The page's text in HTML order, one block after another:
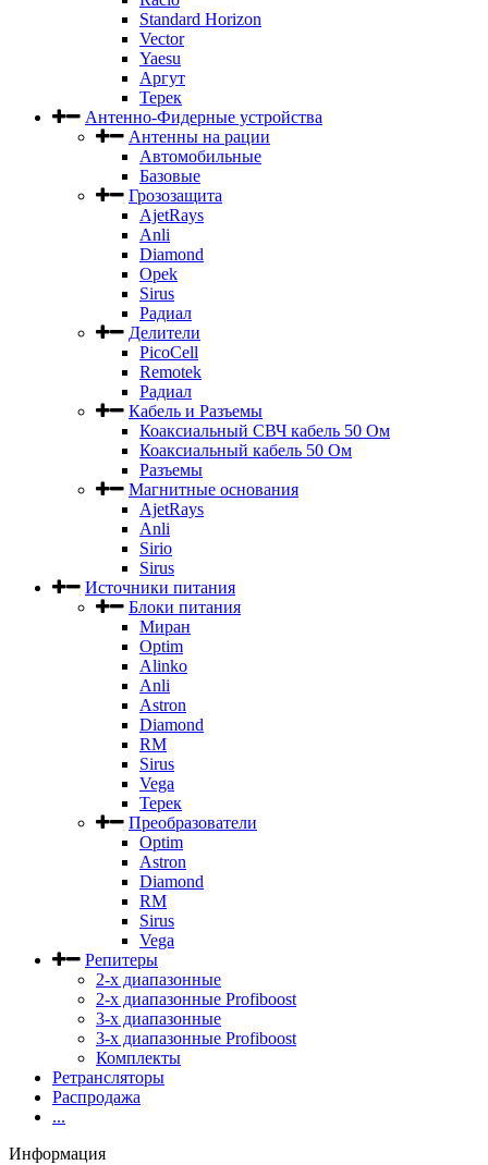
Standard Horizon
Vector
Yaesu
Аргут
Терек
Антенно-Фидерные устройства
Антенны на рации
Автомобильные
Базовые
Грозозащита
AjetRays
Anli
Diamond
Opek
Sirus
Радиал
Делители
PicoCell
Remotek
Радиал
Кабель и Разъемы
Коаксиальный СВЧ кабель 50 Ом
Коаксиальный кабель 50 Ом
Разъемы
Магнитные основания
AjetRays
Anli
Sirio
Sirus
Источники питания
Блоки питания
Миран
Optim
Alinko
Anli
Astron
Diamond
RM
Sirus
Vega
Терек
Преобразователи
Optim
Astron
Diamond
RM
Sirus
Vega
Репитеры
2-х диапазонные
2-х диапазонные Profiboost
3-х диапазонные
3-х диапазонные Profiboost
Комплекты
Ретрансляторы
Распродажа
...
Информация